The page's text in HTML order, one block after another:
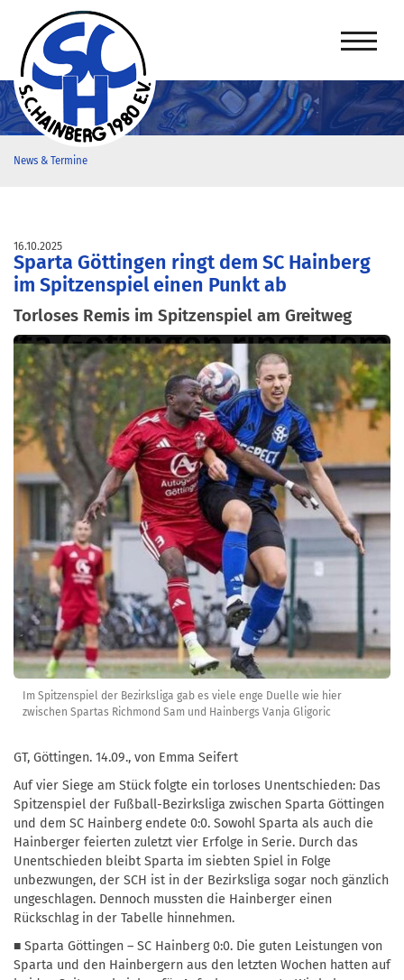
News & Termine
16.10.2025
Sparta Göttingen ringt dem SC Hainberg
im Spitzenspiel einen Punkt ab
Torloses Remis im Spitzenspiel am Greitweg
Im Spitzenspiel der Bezirksliga gab es viele enge Duelle wie hier
zwischen Spartas Richmond Sam und Hainbergs Vanja Gligoric
GT, Göttingen. 14.09., von Emma Seifert
Auf vier Siege am Stück folgte ein torloses Unentschieden: Das
Spitzenspiel der Fußball-Bezirksliga zwischen Sparta Göttingen
und dem SC Hainberg endete 0:0. Sowohl Sparta als auch die
Hainberger feierten zuletzt vier Erfolge in Serie. Durch das
Unentschieden bleibt Sparta im siebten Spiel in Folge
unbezwungen, der SCH ist in der Bezirksliga sogar noch gänzlich
ungeschlagen. Dennoch mussten die Hainberger einen
Rückschlag in der Tabelle hinnehmen.
■ Sparta Göttingen – SC Hainberg 0:0. Die guten Leistungen von
Sparta und den Hainbergern aus den letzten Wochen hatten auf